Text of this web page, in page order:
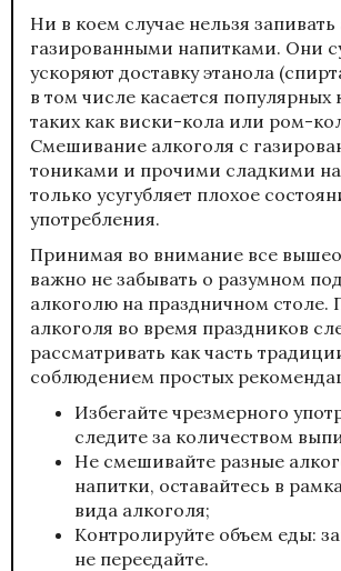
Ни в коем случае нельзя запивать
газированными напитками. Они
ускоряют доставку этанола
в том числе касается популярных
таких как виски-кола или ром-
Смешивание алкоголя с
тониками и прочими сладкими
только усугубляет плохое
употребления.
Принимая во внимание все
важно не забывать о разумном
алкоголю на праздничном столе.
алкоголя во время праздников
рассматривать как часть
соблюдением простых
Избегайте чрезмерного
следите за количеством
Не смешивайте разные
напитки, оставайтесь в
вида алкоголя;
Контролируйте объем еды:
не переедайте.